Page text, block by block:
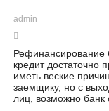
admin
Рефинансирование
кредит достаточно
иметь веские
заемщику, но с
лиц, возможно банк